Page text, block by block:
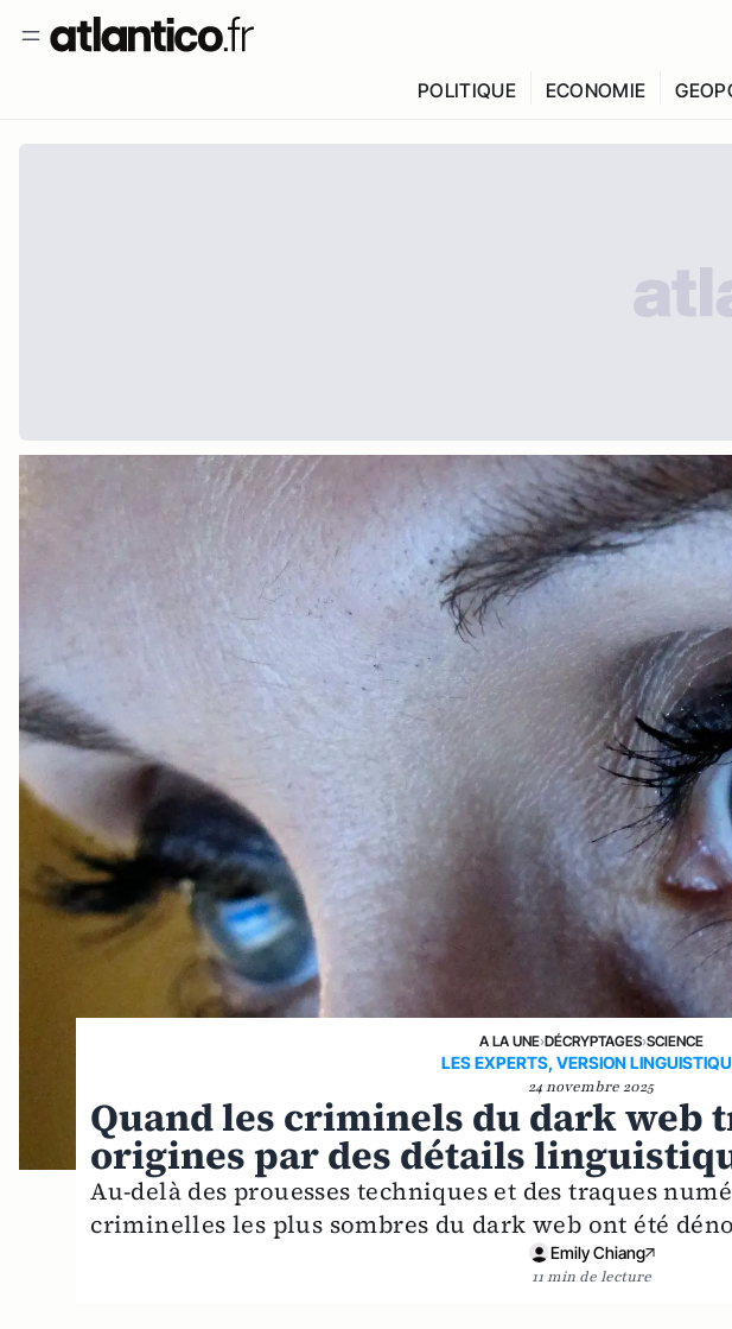
POLITIQUE ECONOMIE
A LA UNE›DÉCRYPTAGES›SCIENCE
LES EXPERTS, VERSION
24 novembre 2025
Quand les criminels du dark web
origines par des détails
Au-delà des prouesses techniques et des traques
criminelles les plus sombres du dark web ont été
Emily Chiang
11 min de lecture